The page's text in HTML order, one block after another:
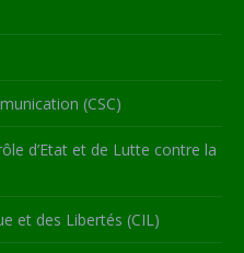
(CSC)
d’Etat et de Lutte contre la
et des Libertés (CIL)